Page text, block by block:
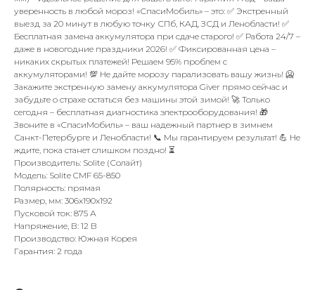
уверенность в любой мороз! «СпасиМобиль» – это: ✅ Экстренный
выезд за 20 минут в любую точку СПб, КАД, ЗСД и Ленобласти! ✅
Бесплатная замена аккумулятора при сдаче старого! ✅ Работа 24/7 –
даже в новогодние праздники 2026! ✅ Фиксированная цена –
никаких скрытых платежей! Решаем 95% проблем с
аккумуляторами! 💯 Не дайте морозу парализовать вашу жизнь! 🥶
Закажите экстренную замену аккумулятора Giver прямо сейчас и
забудьте о страхе остаться без машины этой зимой! 🚀 Только
сегодня – бесплатная диагностика электрооборудования! 🎁
Звоните в «СпасиМобиль» – ваш надежный партнер в зимнем
Санкт-Петербурге и Ленобласти! 📞 Мы гарантируем результат! 💪 Не
ждите, пока станет слишком поздно! ⏳
Производитель: Solite (Солайт)
Модель: Solite CMF 65-850
Полярность: прямая
Размер, мм: 306x190x192
Пусковой ток: 875 А
Напряжение, В: 12 В
Производство: Южная Корея
Гарантия: 2 года